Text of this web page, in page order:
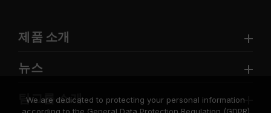
제품 소개
뉴스
팀그룹 소개
We are dedicated to protecting your personal information